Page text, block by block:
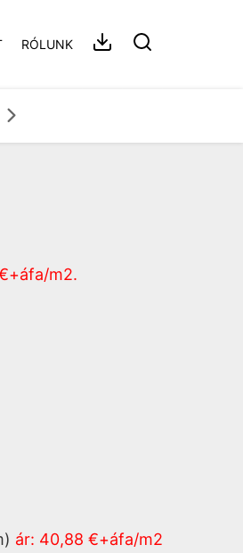
RÓLUNK

m2.
ár: 40,88 €+áfa/m2